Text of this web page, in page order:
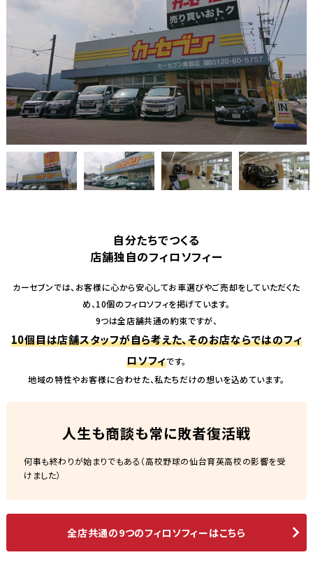
自分たちでつくる
店舗独自のフィロソフィー
カーセブンでは、お客様に心から安心してお車選びやご売却をしていただくた
め、10個のフィロソフィを掲げています。
9つは全店舗共通の約束ですが、
10個目は店舗スタッフが自ら考えた、そのお店ならではのフィ
ロソフィです。
地域の特性やお客様に合わせた、私たちだけの想いを込めています。
人生も商談も常に敗者復活戦
何事も終わりが始まりでもある（高校野球の仙台育英高校の影響を受
けました）
全店共通の9つのフィロソフィーはこちら